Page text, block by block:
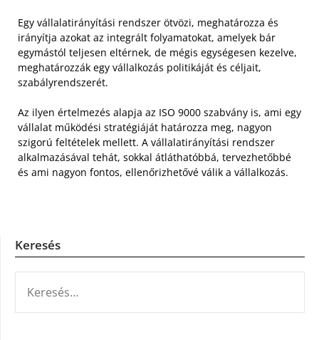
Egy vállalatirányítási rendszer ötvözi, meghatározza és
irányítja azokat az integrált folyamatokat, amelyek bár
egymástól teljesen eltérnek, de mégis egységesen kezelve,
meghatározzák egy vállalkozás politikáját és céljait,
szabályrendszerét.
Az ilyen értelmezés alapja az ISO 9000 szabvány is, ami egy
vállalat működési stratégiáját határozza meg, nagyon
szigorú feltételek mellett. A vállalatirányítási rendszer
alkalmazásával tehát, sokkal átláthatóbbá, tervezhetőbbé
és ami nagyon fontos, ellenőrizhetővé válik a vállalkozás.
Keresés